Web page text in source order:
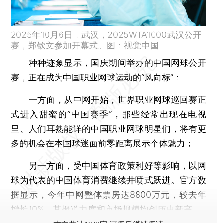
2025年10月6日，武汉，2025WTA1000武汉公开
赛，郑钦文参加开幕式。图：视觉中国
种种迹象显示，国庆期间举办的中国网球公开
赛，正在成为中国职业网球运动的“风向标”：
一方面，从中网开始，世界职业网球巡回赛正
式进入甜蜜的“中国赛季”，那些经常出现在电视
里、人们耳熟能详的中国职业网球明星们，将有更
多的机会在本国球迷面前零距离展示个体魅力；
另一方面，受中国体育政策利好等影响，以网
球为代表的中国体育消费继续井喷式跃进。官方数
据显示，今年中网整体票房达8800万元，较去年
增长10%，其报道力度和市场规模均创历史新高。